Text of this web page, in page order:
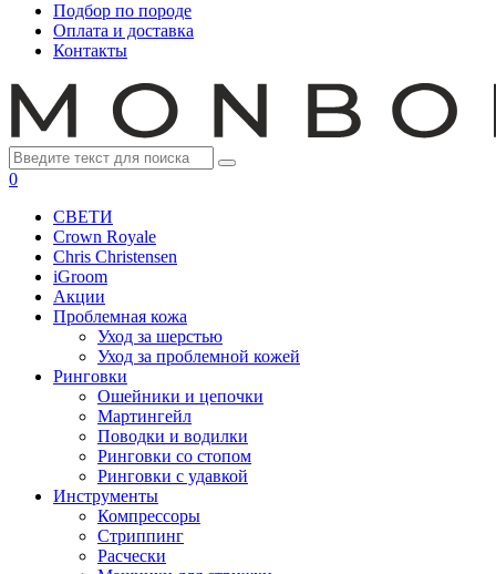
Подбор по породе
Оплата и доставка
Контакты
0
СВЕТИ
Crown Royale
Chris Christensen
iGroom
Акции
Проблемная кожа
Уход за шерстью
Уход за проблемной кожей
Ринговки
Ошейники и цепочки
Мартингейл
Поводки и водилки
Ринговки со стопом
Ринговки с удавкой
Инструменты
Компрессоры
Стриппинг
Расчески